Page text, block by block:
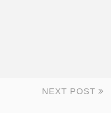
NEXT POST